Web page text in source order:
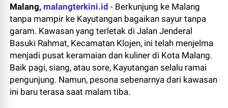
Malang, malangterkini.id - Berkunjung ke Malang
tanpa mampir ke Kayutangan bagaikan sayur tanpa
garam. Kawasan yang terletak di Jalan Jenderal
Basuki Rahmat, Kecamatan Klojen, ini telah menjelma
menjadi pusat keramaian dan kuliner di Kota Malang.
Baik pagi, siang, atau sore, Kayutangan selalu ramai
pengunjung. Namun, pesona sebenarnya dari kawasan
ini baru terasa saat malam tiba.